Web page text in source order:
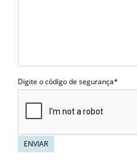
Digite o código de segurança*
ENVIAR